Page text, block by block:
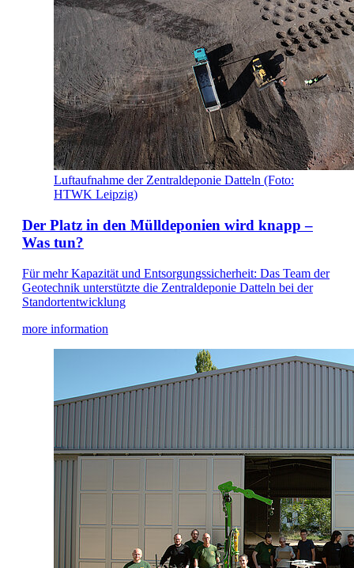
Luftaufnahme der Zentraldeponie Datteln (Foto:
HTWK Leipzig)
Der Platz in den Mülldeponien wird knapp –
Was tun?
Für mehr Kapazität und Entsorgungssicherheit: Das Team der
Geotechnik unterstützte die Zentraldeponie Datteln bei der
Standortentwicklung
more information